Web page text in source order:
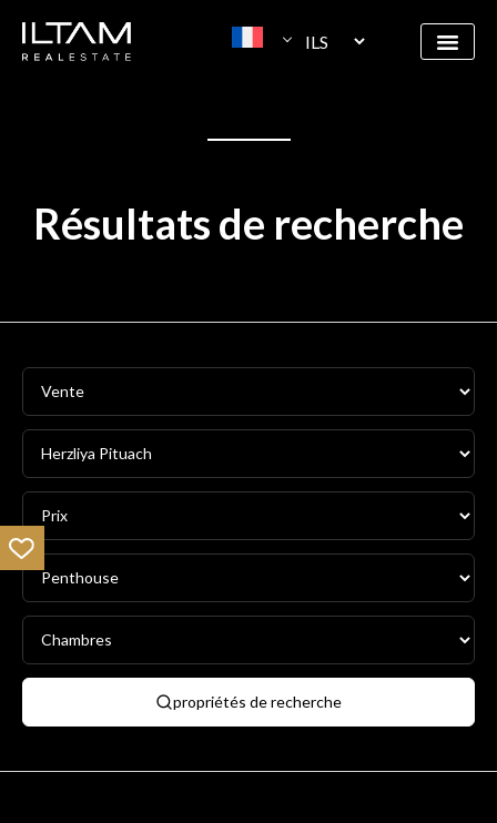
Résultats de recherche
propriétés de recherche